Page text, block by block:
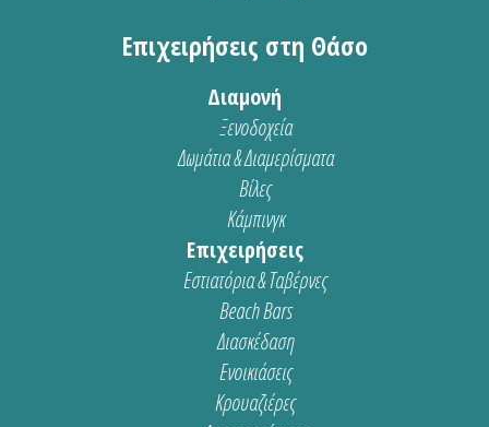
Επιχειρήσεις στη Θάσο
Διαμονή
Ξενοδοχεία
Δωμάτια & Διαμερίσματα
Βίλες
Κάμπινγκ
Επιχειρήσεις
Εστιατόρια & Ταβέρνες
Beach Bars
Διασκέδαση
Ενοικιάσεις
Κρουαζιέρες